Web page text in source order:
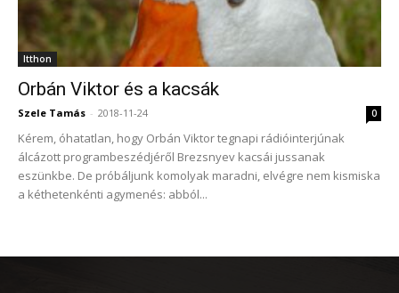
Itthon
Orbán Viktor és a kacsák
Szele Tamás - 2018-11-24 0
Kérem, óhatatlan, hogy Orbán Viktor tegnapi rádióinterjúnak
álcázott programbeszédjéről Brezsnyev kacsái jussanak
eszünkbe. De próbáljunk komolyak maradni, elvégre nem kismiska
a kéthetenkénti agymenés: abból...